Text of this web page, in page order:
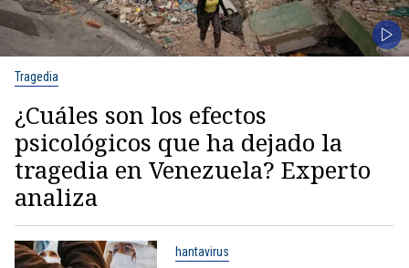
Tragedia
¿Cuáles son los efectos
psicológicos que ha dejado la
tragedia en Venezuela? Experto
analiza
hantavirus